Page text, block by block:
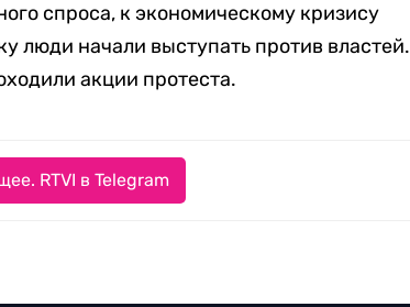
спроса, к экономическому кризису
люди начали выступать против властей.
акции протеста.
RTVI в Telegram